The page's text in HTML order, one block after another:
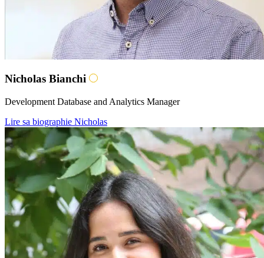
Nicholas Bianchi
Development Database and Analytics Manager
Lire sa biographie Nicholas